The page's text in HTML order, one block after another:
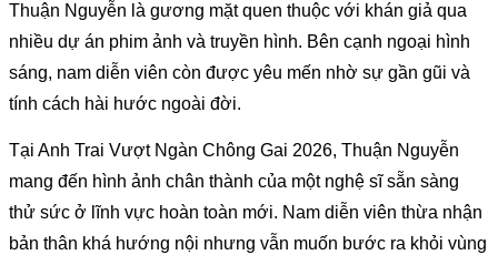
Thuận Nguyễn là gương mặt quen thuộc với khán giả qua
nhiều dự án phim ảnh và truyền hình. Bên cạnh ngoại hình
sáng, nam diễn viên còn được yêu mến nhờ sự gần gũi và
tính cách hài hước ngoài đời.
Tại Anh Trai Vượt Ngàn Chông Gai 2026, Thuận Nguyễn
mang đến hình ảnh chân thành của một nghệ sĩ sẵn sàng
thử sức ở lĩnh vực hoàn toàn mới. Nam diễn viên thừa nhận
bản thân khá hướng nội nhưng vẫn muốn bước ra khỏi vùng